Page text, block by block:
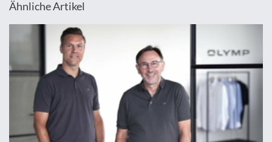
Ähnliche Artikel